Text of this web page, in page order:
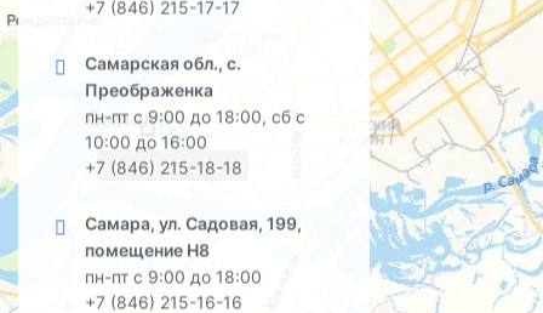
+7 (846) 215-17-17
Самарская обл., с.
Преображенка
пн-пт с 9:00 до 18:00, сб с
10:00 до 16:00
+7 (846) 215-18-18
Самара, ул. Садовая, 199,
помещение Н8
пн-пт с 9:00 до 18:00
+7 (846) 215-16-16
офис на Садовой